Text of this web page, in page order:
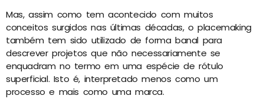
Mas, assim como tem acontecido com muitos
conceitos surgidos nas últimas décadas, o placemaking
também tem sido utilizado de forma banal para
descrever projetos que não necessariamente se
enquadram no termo em uma espécie de rótulo
superficial. Isto é, interpretado menos como um
processo e mais como uma marca.